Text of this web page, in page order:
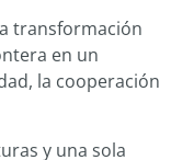
transformación
en un
la cooperación
y una sola